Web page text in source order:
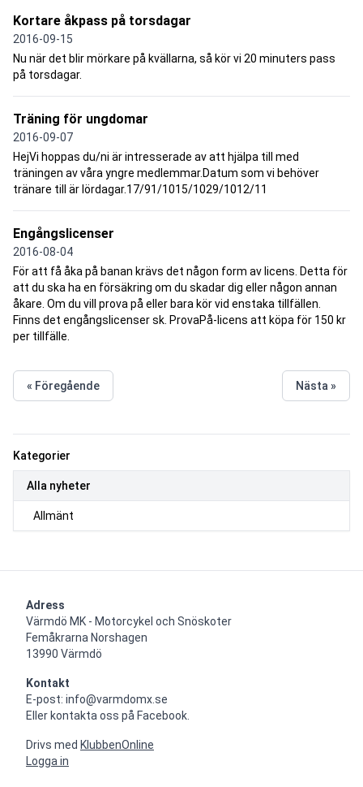
Kategorier
Alla nyheter
Allmänt
Kortare åkpass på torsdagar
2016-09-15
Nu när det blir mörkare på kvällarna, så kör vi 20 minuters pass
på torsdagar.
Träning för ungdomar
2016-09-07
HejVi hoppas du/ni är intresserade av att hjälpa till med
träningen av våra yngre medlemmar.Datum som vi behöver
tränare till är lördagar.17/91/1015/1029/1012/11
Engångslicenser
2016-08-04
För att få åka på banan krävs det någon form av licens. Detta för
att du ska ha en försäkring om du skadar dig eller någon annan
åkare. Om du vill prova på eller bara kör vid enstaka tillfällen.
Finns det engångslicenser sk. ProvaPå-licens att köpa för 150 kr
per tillfälle.
« Föregående Nästa »
Adress
Värmdö MK - Motorcykel och Snöskoter
Femåkrarna Norshagen
13990 Värmdö
Kontakt
E-post: info@varmdomx.se
Eller kontakta oss på Facebook.
Drivs med KlubbenOnline
Logga in